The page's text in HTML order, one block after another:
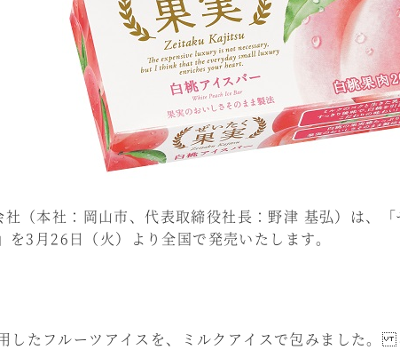
社（本社：岡山市、代表取締役社長：野津 基弘）は、
を3月26日（火）より全国で発売いたします。
したフルーツアイスを、ミルクアイスで包みました